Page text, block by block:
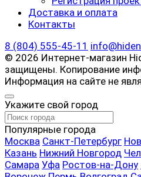
Доставка и оплата
Контакты
8 (804) 555-45-11
© 2026 Интернет-магазин
защищены. Копирование
Информация на сайте не
Укажите свой город
Популярные города
Москва Санкт-Петербург
Казань Нижний Новгород
Самара Уфа Ростов-на-Дону